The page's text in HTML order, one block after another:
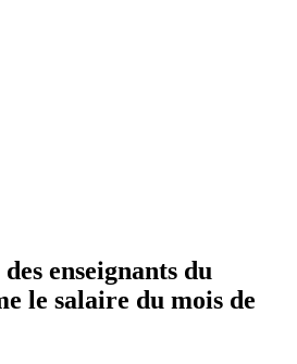
enseignants du
le salaire du mois de